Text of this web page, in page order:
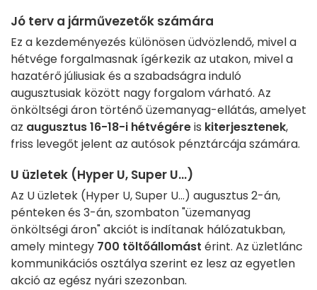
Jó terv a járművezetők számára
Ez a kezdeményezés különösen üdvözlendő, mivel a
hétvége forgalmasnak ígérkezik az utakon, mivel a
hazatérő júliusiak és a szabadságra induló
augusztusiak között nagy forgalom várható. Az
önköltségi áron történő üzemanyag-ellátás, amelyet
az augusztus 16-18-i hétvégéreis kiterjesztenek,
friss levegőt jelent az autósok pénztárcája számára.
U üzletek (Hyper U, Super U...)
Az U üzletek (Hyper U, Super U...) augusztus 2-án,
pénteken és 3-án, szombaton "üzemanyag
önköltségi áron" akciót is indítanak hálózatukban,
amely mintegy 700 töltőállomást érint. Az üzletlánc
kommunikációs osztálya szerint ez lesz az egyetlen
akció az egész nyári szezonban.